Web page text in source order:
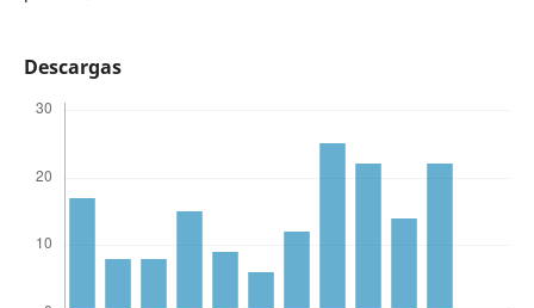
Descargas